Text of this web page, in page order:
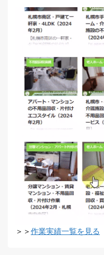
＞＞ 作業実績一覧を見る